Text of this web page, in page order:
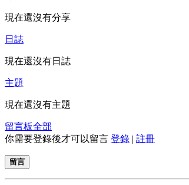
現在還沒有分享
日誌
現在還沒有日誌
主題
現在還沒有主題
留言板全部
你需要登錄後才可以留言 登錄 | 註冊
留言